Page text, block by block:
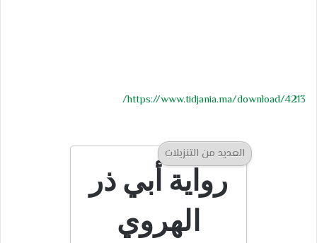
https://www.tidjania.ma/download/4213/
العديد من التنزيلات
رواية أبي ذر
الهروي